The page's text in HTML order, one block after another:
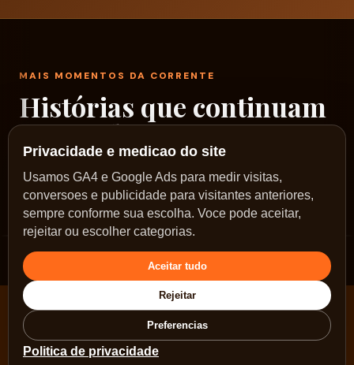
MAIS MOMENTOS DA CORRENTE
Histórias que continuam
passando por aqui
Um rodízio de fotos reais dos nossos encontros,
ações e caminhos no Sol Nascente.
Pix: doacao@correntebrasilia.com.br ·
a página inicial
Privacidade e medicao do site
Usamos GA4 e Google Ads para medir visitas,
conversoes e publicidade para visitantes anteriores,
sempre conforme sua escolha. Voce pode aceitar,
rejeitar ou escolher categorias.
Aceitar tudo
Rejeitar
Preferencias
Politica de privacidade